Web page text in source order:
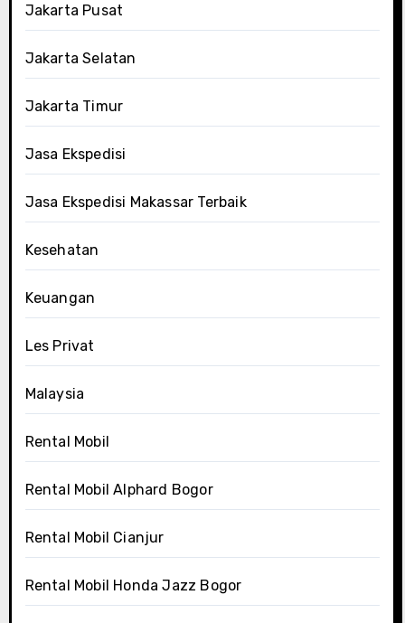
Jakarta Pusat
Jakarta Selatan
Jakarta Timur
Jasa Ekspedisi
Jasa Ekspedisi Makassar Terbaik
Kesehatan
Keuangan
Les Privat
Malaysia
Rental Mobil
Rental Mobil Alphard Bogor
Rental Mobil Cianjur
Rental Mobil Honda Jazz Bogor